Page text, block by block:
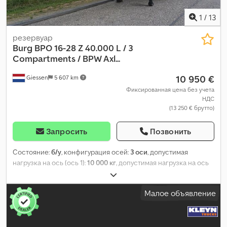
1 / 13
Giessen 5 607 km
резервуар
Burg BPO 16-28 Z 40.000 L / 3
Compartments / BPW Axl...
10 950 €
Фиксированная цена без учета
НДС
(13 250 € брутто)
Запросить Позвонить
Состояние:б/у, конфигурация осей: 3 оси, допустимая
нагрузка на ось (ось 1):10 000 кг, допустимая нагрузка на ось
, допустимая нагрузка на ось (ось 3):
первая регистрация:05/1989, общая ширина:2 500 мм,
колесная база:
, Год выпуска:1989,
Малое объявление